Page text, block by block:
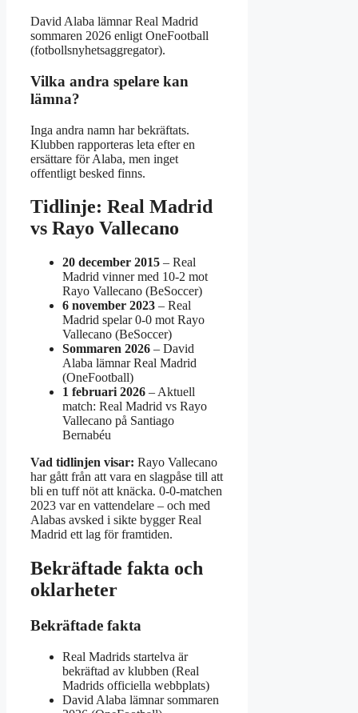
David Alaba lämnar Real Madrid
sommaren 2026 enligt OneFootball
(fotbollsnyhetsaggregator).
Vilka andra spelare kan
lämna?
Inga andra namn har bekräftats.
Klubben rapporteras leta efter en
ersättare för Alaba, men inget
offentligt besked finns.
Tidlinje: Real Madrid
vs Rayo Vallecano
20 december 2015 – Real
Madrid vinner med 10-2 mot
Rayo Vallecano (BeSoccer)
6 november 2023 – Real
Madrid spelar 0-0 mot Rayo
Vallecano (BeSoccer)
Sommaren 2026 – David
Alaba lämnar Real Madrid
(OneFootball)
1 februari 2026 – Aktuell
match: Real Madrid vs Rayo
Vallecano på Santiago
Bernabéu
Vad tidlinjen visar: Rayo Vallecano
har gått från att vara en slagpåse till att
bli en tuff nöt att knäcka. 0-0-matchen
2023 var en vattendelare – och med
Alabas avsked i sikte bygger Real
Madrid ett lag för framtiden.
Bekräftade fakta och
oklarheter
Bekräftade fakta
Real Madrids startelva är
bekräftad av klubben (Real
Madrids officiella webbplats)
David Alaba lämnar sommaren